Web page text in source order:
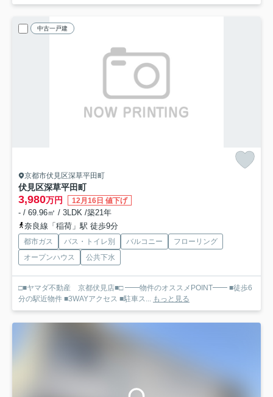
中古一戸建
京都市伏見区深草平田町
伏見区深草平田町
3,980万円 12月16日 値下げ
- / 69.96㎡ / 3LDK /築21年
奈良線「稲荷」駅 徒歩9分
都市ガス バス・トイレ別 バルコニー
フローリング
オープンハウス
公共下水
□■ヤマダ不動産 京都伏見店■□ ━━物件のオススメPOINT━━ ■徒歩6
分の駅近物件 ■3WAYアクセス ■駐車ス... もっと見る